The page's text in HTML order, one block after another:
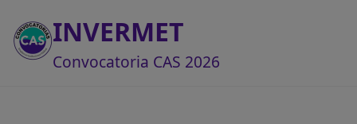
INVERMET
Convocatoria CAS 2026